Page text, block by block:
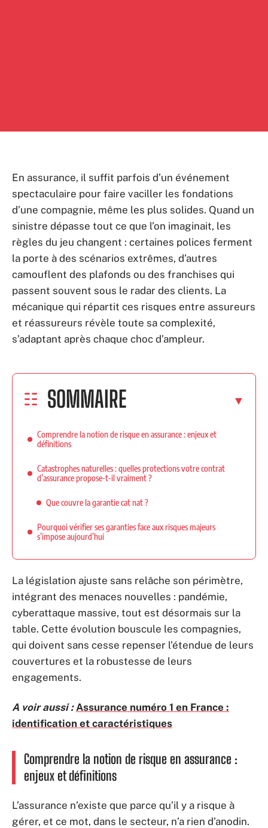
En assurance, il suffit parfois d’un événement
spectaculaire pour faire vaciller les fondations
d’une compagnie, même les plus solides. Quand un
sinistre dépasse tout ce que l’on imaginait, les
règles du jeu changent : certaines polices ferment
la porte à des scénarios extrêmes, d’autres
camouflent des plafonds ou des franchises qui
passent souvent sous le radar des clients. La
mécanique qui répartit ces risques entre assureurs
et réassureurs révèle toute sa complexité,
s’adaptant après chaque choc d’ampleur.
SOMMAIRE
Comprendre la notion de risque en assurance : enjeux et
définitions
Catastrophes naturelles : quelles protections votre contrat
d’assurance propose-t-il vraiment ?
Que couvre la garantie cat nat ?
Pourquoi vérifier ses garanties face aux risques majeurs
s’impose aujourd’hui
La législation ajuste sans relâche son périmètre,
intégrant des menaces nouvelles : pandémie,
cyberattaque massive, tout est désormais sur la
table. Cette évolution bouscule les compagnies,
qui doivent sans cesse repenser l’étendue de leurs
couvertures et la robustesse de leurs
engagements.
A voir aussi : Assurance numéro 1 en France :
identification et caractéristiques
Comprendre la notion de risque en assurance :
enjeux et définitions
L’assurance n’existe que parce qu’il y a risque à
gérer, et ce mot, dans le secteur, n’a rien d’anodin.